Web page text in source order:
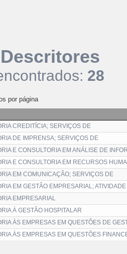
28
por página
CREDITÍCIA; SERVIÇOS DE
DE IMPRENSA; SERVIÇOS DE
E CONSULTORIA EM ANÁLISE DE
E CONSULTORIA EM RECURSOS
EM COMUNICAÇÃO; SERVIÇOS DE
EM GESTÃO EMPRESARIAL;
EMPRESARIAL
À GESTÃO HOSPITALAR
ÀS EMPRESAS EM QUESTÕES DE
ÀS EMPRESAS EM QUESTÕES